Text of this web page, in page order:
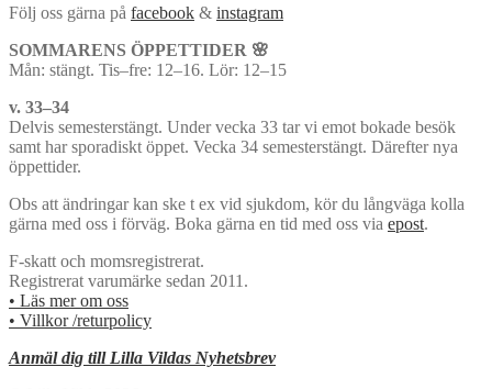
Följ oss gärna på facebook & instagram
SOMMARENS ÖPPETTIDER 🌸
Mån: stängt. Tis–fre: 12–16. Lör: 12–15
v. 33–34
Delvis semesterstängt. Under vecka 33 tar vi emot bokade besök
samt har sporadiskt öppet. Vecka 34 semesterstängt. Därefter nya
öppettider.
Obs att ändringar kan ske t ex vid sjukdom, kör du långväga kolla
gärna med oss i förväg. Boka gärna en tid med oss via epost.
F-skatt och momsregistrerat.
Registrerat varumärke sedan 2011.
• Läs mer om oss
• Villkor /returpolicy
Anmäl dig till Lilla Vildas Nyhetsbrev